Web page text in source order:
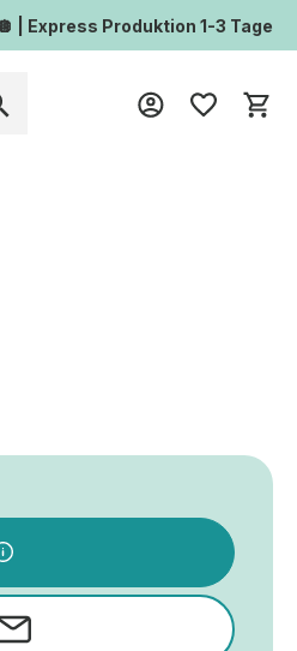
| Express Produktion 1-3 Tage